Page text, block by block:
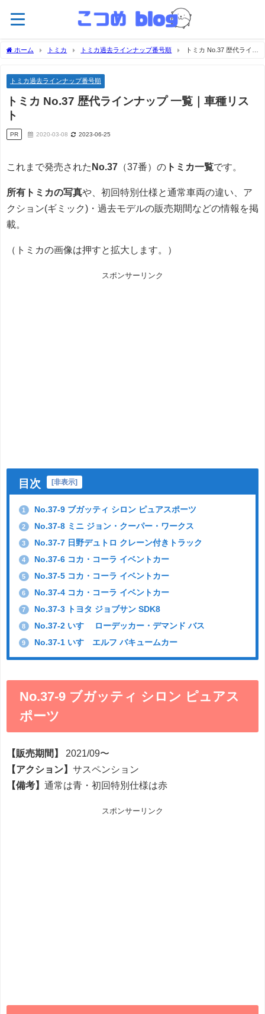
ホーム トミカ トミカ過去ラインナップ番号順
トミカ No.37 歴代ライン
トミカ過去ラインナップ番号順
トミカ No.37 歴代ラインナップ 一覧｜車種リス
ト
PR 2020-03-08 2023-06-25
これまで発売された No.37 （37番）の トミカ一覧です。
所有トミカの写真や、初回特別仕様と通常車両の違い、ア
クション(ギミック)・過去モデルの販売期間などの情報を掲
載。
（トミカの画像は押すと拡大します。）
スポンサーリンク
目次 [非表示]
1 No.37-9 ブガッティ シロン ピュアスポーツ
2 No.37-8 ミニ ジョン・クーパー・ワークス
3 No.37-7 日野デュトロ クレーン付きトラック
4 No.37-6 コカ・コーラ イベントカー
5 No.37-5 コカ・コーラ イベントカー
6 No.37-4 コカ・コーラ イベントカー
7 No.37-3 トヨタ ジョブサン SDK8
8 No.37-2 いすゞ ローデッカー・デマンド バス
9 No.37-1 いすゞエルフ バキュームカー
No.37-9 ブガッティ シロン ピュアス
ポーツ
【販売期間】 2021/09〜
【アクション】 サスペンション
【備考】 通常は青・初回特別仕様は赤
スポンサーリンク